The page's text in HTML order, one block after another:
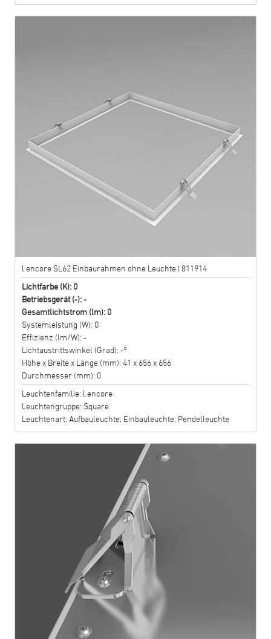
l.encore SL62 Einbaurahmen ohne Leuchte | 811914
Lichtfarbe (K): 0
Betriebsgerät (-): -
Gesamtlichtstrom (lm): 0
Systemleistung (W): 0
Effizienz (lm/W): -
Lichtaustrittswinkel (Grad): -°
Höhe x Breite x Länge (mm): 41 x 656 x 656
Durchmesser (mm): 0
Leuchtenfamilie: l.encore
Leuchtengruppe: Square
Leuchtenart: Aufbauleuchte; Einbauleuchte; Pendelleuchte